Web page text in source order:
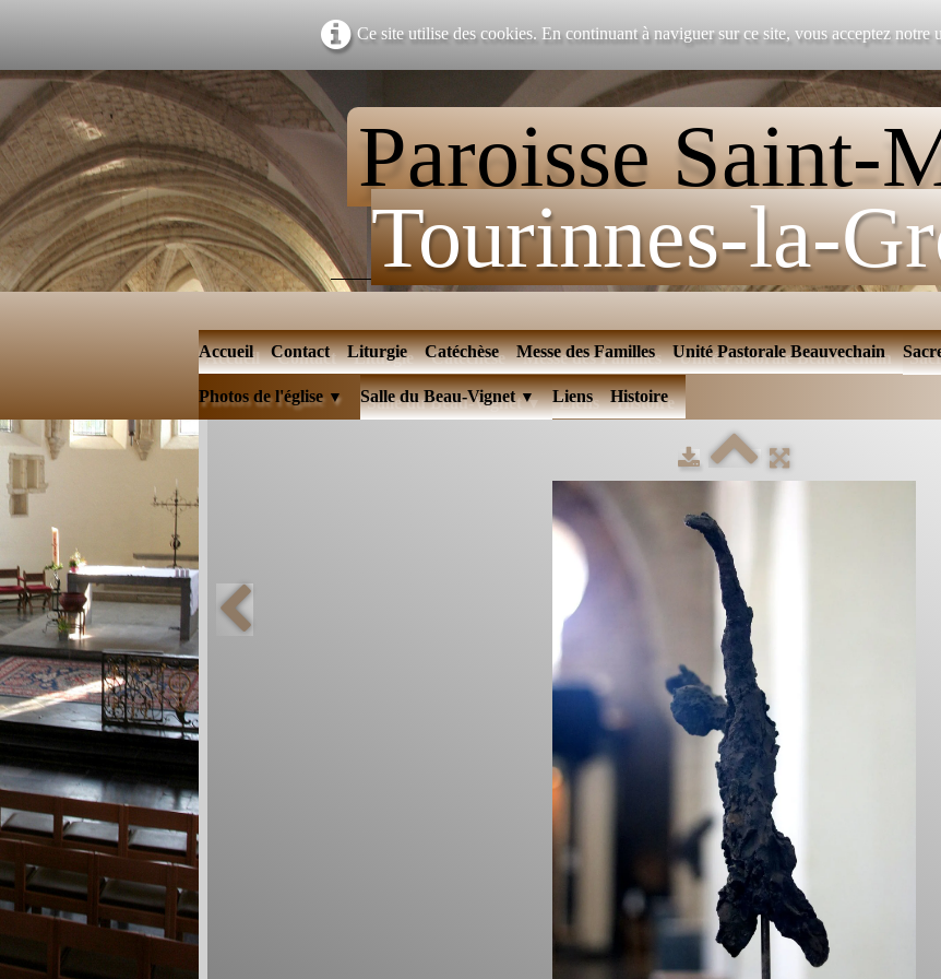
Ce site utilise des cookies. En continuant à naviguer sur ce site, vous acceptez notre
Paroisse Saint-
Tourinnes-la-
Accueil Contact Liturgie Catéchèse Messe des Familles Unité Pastorale Beauvechain
Photos de l'église ▼ Salle du Beau-Vignet▼ Liens Histoire